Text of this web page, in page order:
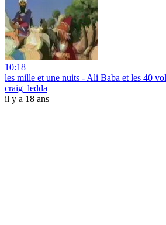
10:18
les mille et une nuits - Ali Baba et les 40
craig_ledda
il y a 18 ans